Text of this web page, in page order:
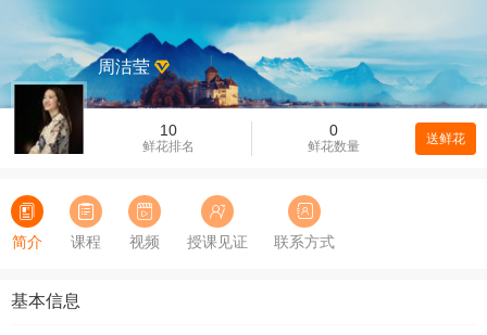
10
鲜花排名
0
鲜花数量 送鲜花
周洁莹
简介 课程 视频 授课见证 联系方式
基本信息